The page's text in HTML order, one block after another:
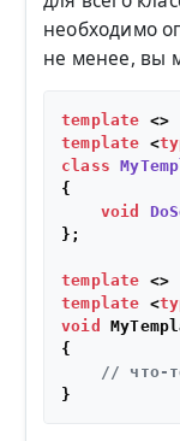
необходимо
не менее, вы
template
template <
class
{
void
};
template
template <
void
{
// что-